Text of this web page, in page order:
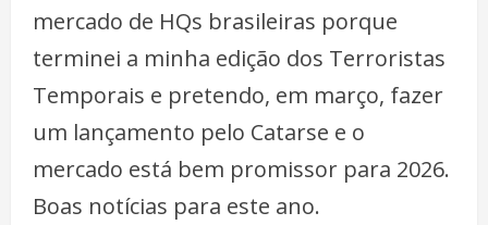
mercado de HQs brasileiras porque
terminei a minha edição dos Terroristas
Temporais e pretendo, em março, fazer
um lançamento pelo Catarse e o
mercado está bem promissor para 2026.
Boas notícias para este ano.